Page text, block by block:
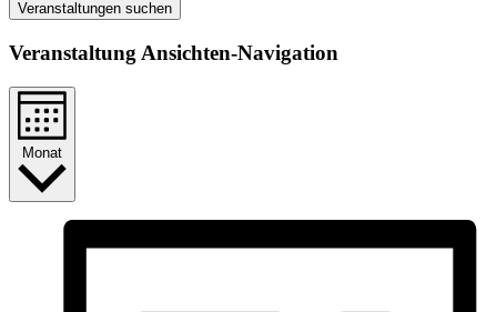
Veranstaltungen suchen
Veranstaltung Ansichten-Navigation
Monat